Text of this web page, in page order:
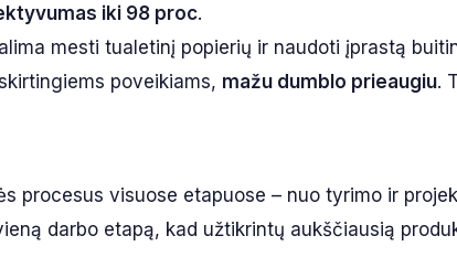
iki 98 proc.
mesti tualetinį popierių ir naudoti įprastą
poveikiams, mažu dumblo prieaugiu.
procesus visuose etapuose – nuo tyrimo ir
darbo etapą, kad užtikrintų aukščiausią